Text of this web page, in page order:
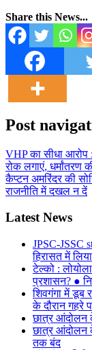
Share this News...
Post
VHP का सीधा आरोप
रोक लगाएं, धर्मांतरण
कैप्टन अमरिंदर की
राजनीति में दखल न दें
Latest News
JPSC-JSSC
हिरासत में
टेल्को :
प्रशासन? ●
शिवगंगा में डूब
के दौरान गहरे
छात्र आंदोलन
छात्र आंदोलन
तक बंद